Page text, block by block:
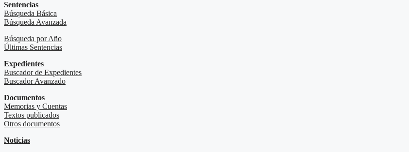
Sentencias
Búsqueda Básica
Búsqueda Avanzada
Búsqueda por Año
Últimas Sentencias
Expedientes
Buscador de Expedientes
Buscador Avanzado
Documentos
Memorias y Cuentas
Textos publicados
Otros documentos
Noticias